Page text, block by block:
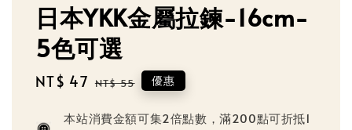
日本YKK金屬拉鍊-16cm-
5色可選
Sale
NT$ 47 Regular
NT$ 55 優惠
本站消費金額可集2倍點數，滿200點可折抵1